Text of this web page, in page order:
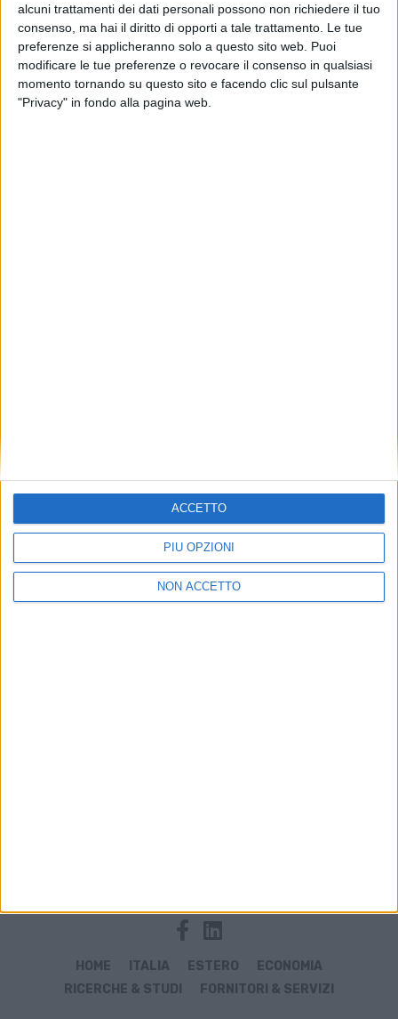
alcuni trattamenti dei dati personali possono non richiedere il tuo
consenso, ma hai il diritto di opporti a tale trattamento. Le tue
preferenze si applicheranno solo a questo sito web. Puoi
modificare le tue preferenze o revocare il consenso in qualsiasi
momento tornando su questo sito e facendo clic sul pulsante
"Privacy" in fondo alla pagina web.
PIÙ OPZIONI
NON ACCETTO
ACCETTO
Spopola su internet la pilota
Lindy Kats che lavora in Italia
ESTERO 24 OTTOBRE 2017
HOME ITALIA ESTERO
ECONOMIA
RICERCHE & STUDI
FORNITORI & SERVIZI